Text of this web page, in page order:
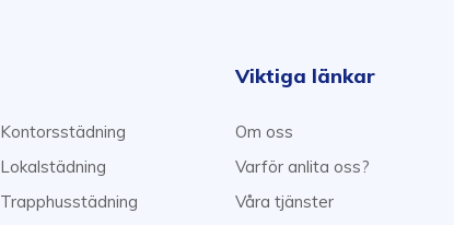
Kontorsstädning
Lokalstädning
Trapphusstädning
Viktiga länkar
Om oss
Varför anlita oss?
Våra tjänster